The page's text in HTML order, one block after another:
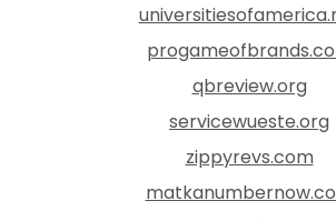
qbreview.org
servicewueste.org
zippyrevs.com